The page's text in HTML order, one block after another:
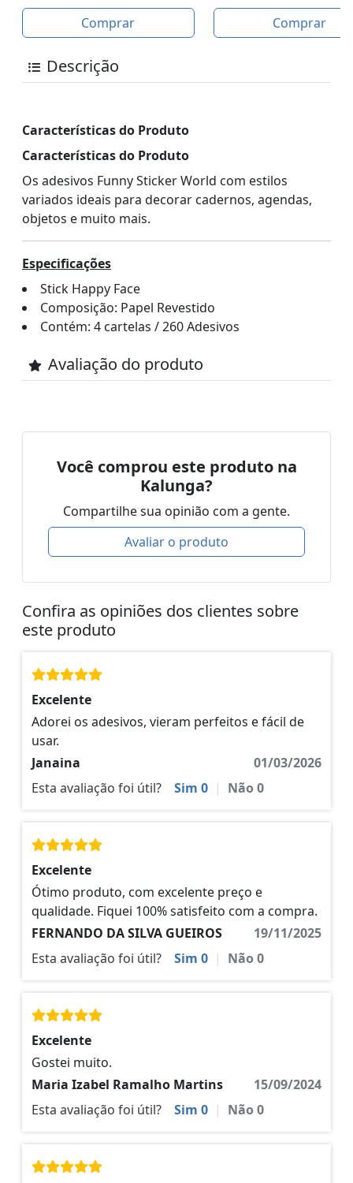
Comprar Comprar
Descrição
Características do Produto
Características do Produto
Os adesivos Funny Sticker World com estilos
variados ideais para decorar cadernos, agendas,
objetos e muito mais.
Especificações
Stick Happy Face
Composição: Papel Revestido
Contém: 4 cartelas / 260 Adesivos
Avaliação do produto
Você comprou este produto na
Kalunga?
Compartilhe sua opinião com a gente.
Avaliar o produto
Confira as opiniões dos clientes sobre
este produto
Excelente
Adorei os adesivos, vieram perfeitos e fácil de
usar.
Janaina
01/03/2026
Esta avaliação foi útil?
Sim 0 | Não0
Excelente
Ótimo produto, com excelente preço e
qualidade. Fiquei 100% satisfeito com a compra.
FERNANDO DA SILVA GUEIROS
19/11/2025
Esta avaliação foi útil?
Sim 0 | Não0
Excelente
Gostei muito.
Maria Izabel Ramalho Martins
15/09/2024
Esta avaliação foi útil?
Sim 0 | Não0